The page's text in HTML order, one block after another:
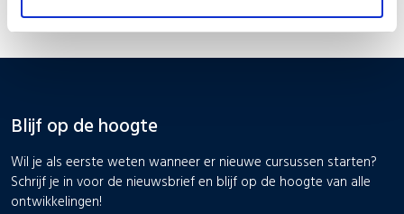
Blijf op de hoogte
Wil je als eerste weten wanneer er nieuwe cursussen starten?
Schrijf je in voor de nieuwsbrief en blijf op de hoogte van alle
ontwikkelingen!